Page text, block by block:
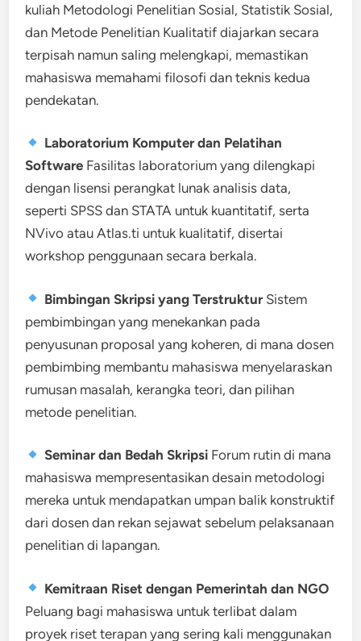
kuliah Metodologi Penelitian Sosial, Statistik Sosial,
dan Metode Penelitian Kualitatif diajarkan secara
terpisah namun saling melengkapi, memastikan
mahasiswa memahami filosofi dan teknis kedua
pendekatan.
Laboratorium Komputer dan Pelatihan
Software Fasilitas laboratorium yang dilengkapi
dengan lisensi perangkat lunak analisis data,
seperti SPSS dan STATA untuk kuantitatif, serta
NVivo atau Atlas.ti untuk kualitatif, disertai
workshop penggunaan secara berkala.
Bimbingan Skripsi yang TerstrukturSistem
pembimbingan yang menekankan pada
penyusunan proposal yang koheren, di mana dosen
pembimbing membantu mahasiswa menyelaraskan
rumusan masalah, kerangka teori, dan pilihan
metode penelitian.
Seminar dan Bedah SkripsiForum rutin di mana
mahasiswa mempresentasikan desain metodologi
mereka untuk mendapatkan umpan balik konstruktif
dari dosen dan rekan sejawat sebelum pelaksanaan
penelitian di lapangan.
Kemitraan Riset dengan Pemerintah dan NGO
Peluang bagi mahasiswa untuk terlibat dalam
proyek riset terapan yang sering kali menggunakan